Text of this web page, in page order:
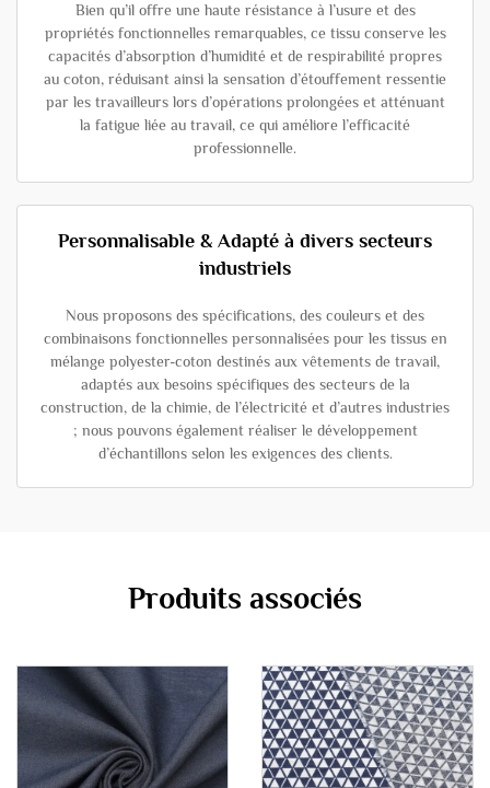
Bien qu’il offre une haute résistance à l’usure et des
propriétés fonctionnelles remarquables, ce tissu conserve les
capacités d’absorption d’humidité et de respirabilité propres
au coton, réduisant ainsi la sensation d’étouffement ressentie
par les travailleurs lors d’opérations prolongées et atténuant
la fatigue liée au travail, ce qui améliore l’efficacité
professionnelle.
Personnalisable & Adapté à divers secteurs
industriels
Nous proposons des spécifications, des couleurs et des
combinaisons fonctionnelles personnalisées pour les tissus en
mélange polyester-coton destinés aux vêtements de travail,
adaptés aux besoins spécifiques des secteurs de la
construction, de la chimie, de l’électricité et d’autres industries
; nous pouvons également réaliser le développement
d’échantillons selon les exigences des clients.
Produits associés